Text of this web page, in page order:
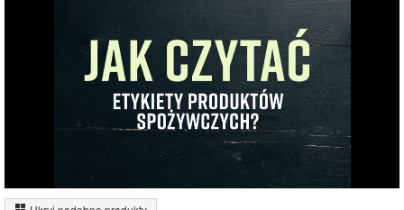
Węglowodany
Pozostałe (20%)